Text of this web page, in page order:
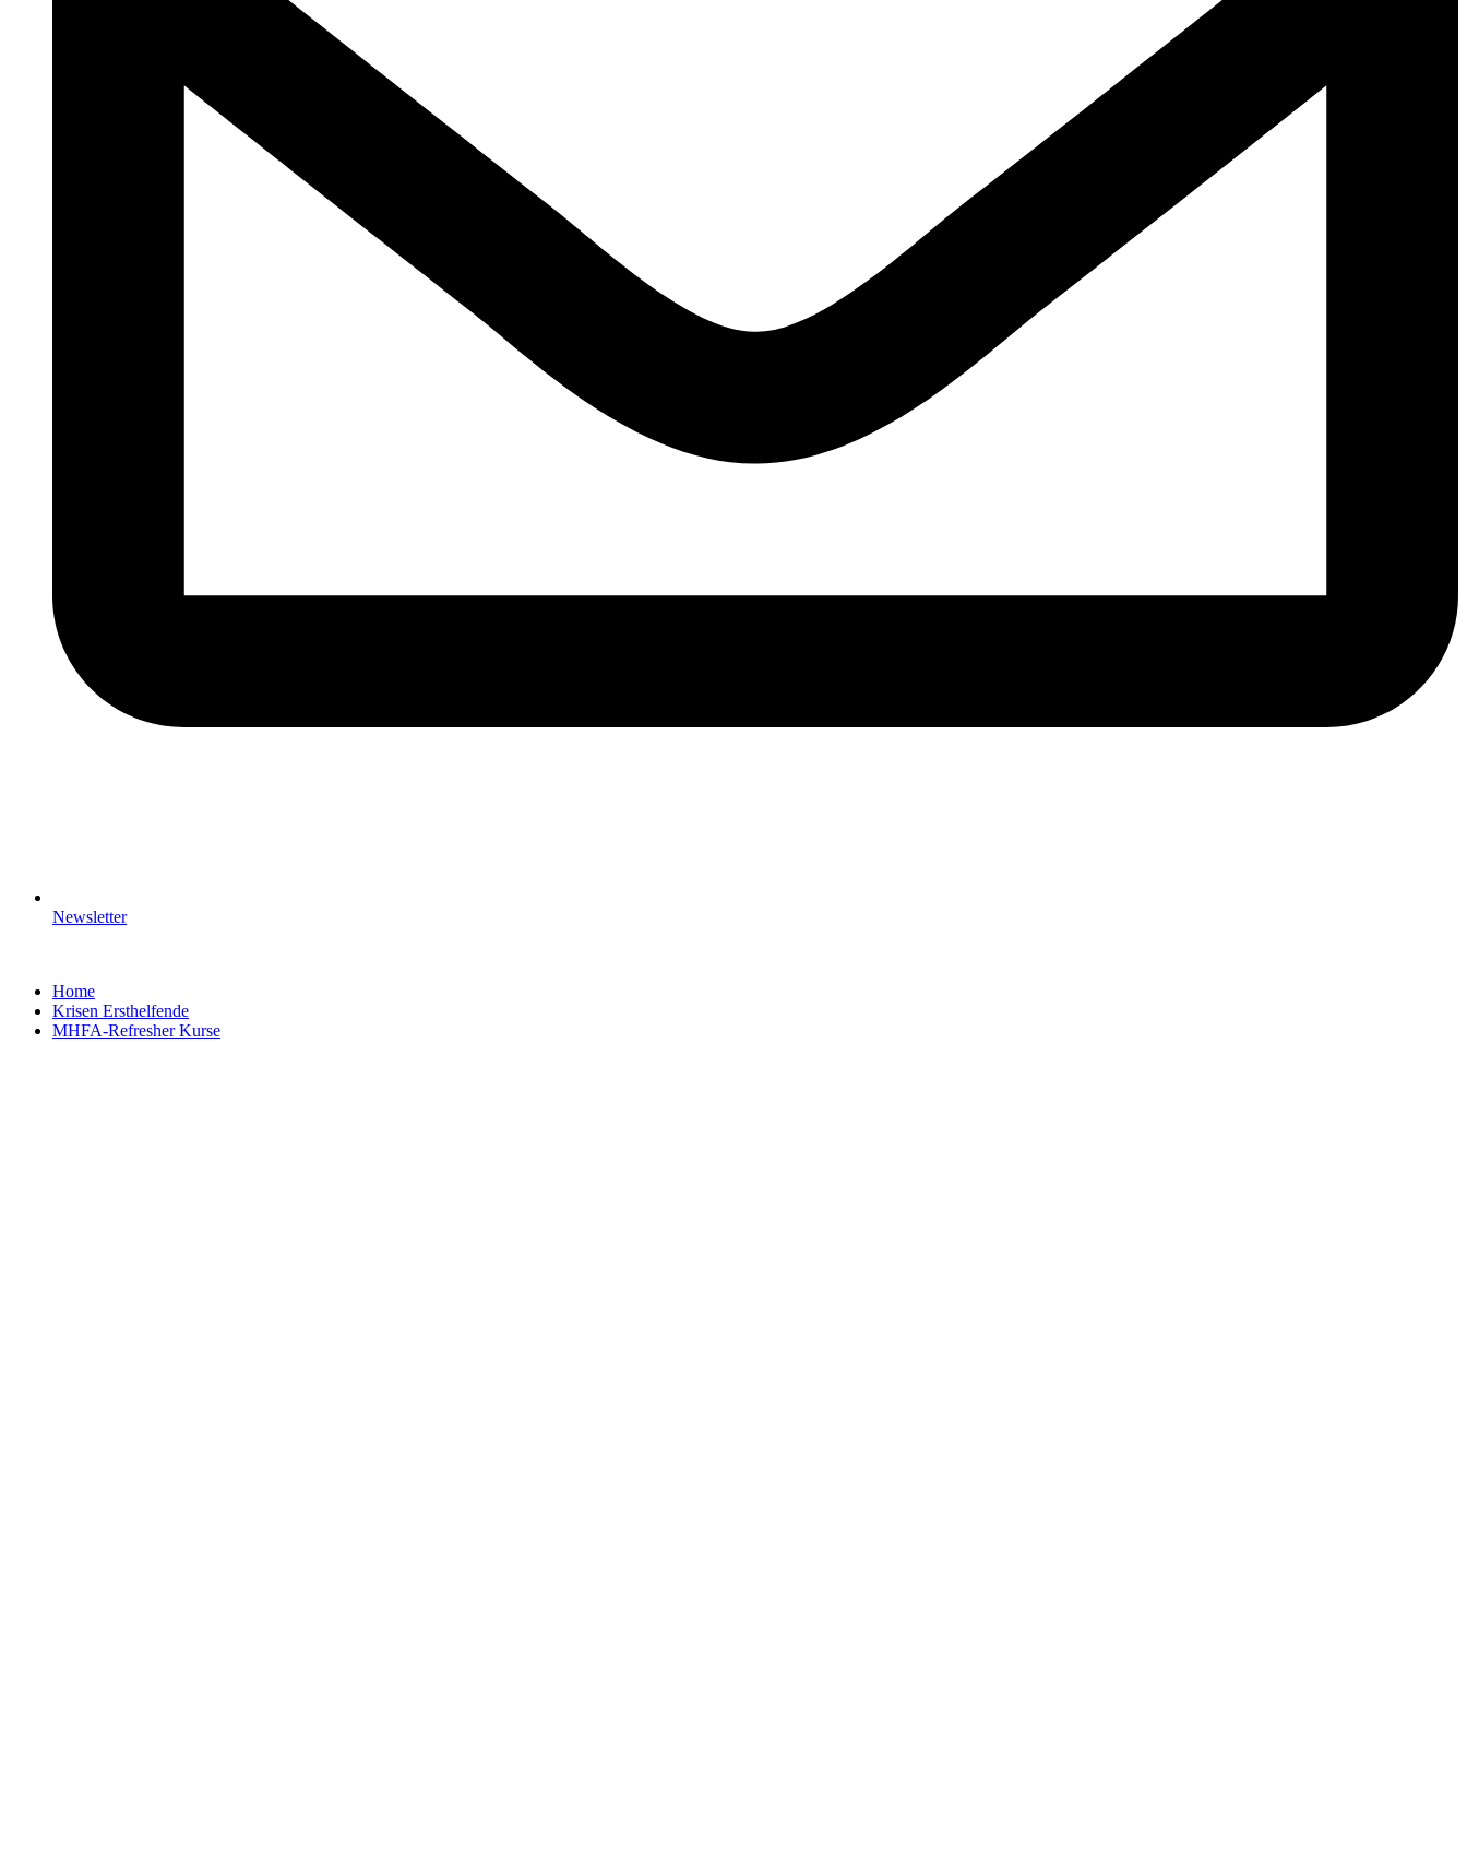
Newsletter
Home
Krisen Ersthelfende
MHFA-Refresher Kurse